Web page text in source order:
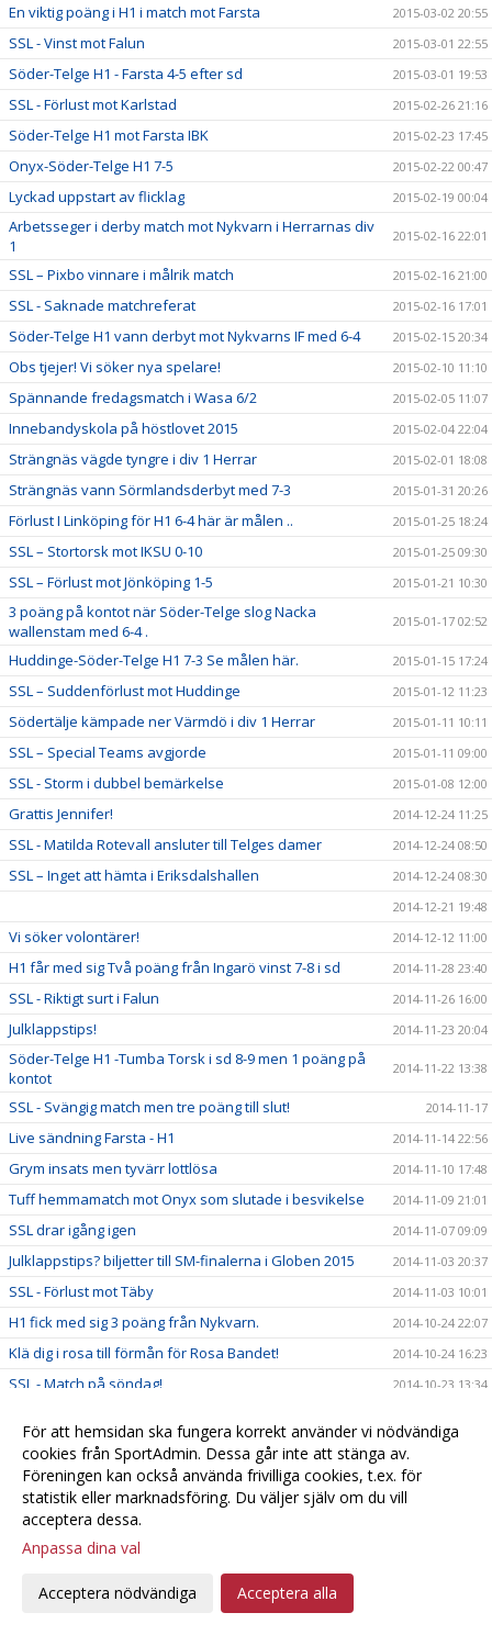
En viktig poäng i H1 i match mot Farsta 2015-03-02 20:55
SSL - Vinst mot Falun 2015-03-01 22:55
Söder-Telge H1 - Farsta 4-5 efter sd 2015-03-01 19:53
SSL - Förlust mot Karlstad 2015-02-26 21:16
Söder-Telge H1 mot Farsta IBK 2015-02-23 17:45
Onyx-Söder-Telge H1 7-5 2015-02-22 00:47
Lyckad uppstart av flicklag 2015-02-19 00:04
Arbetsseger i derby match mot Nykvarn i Herrarnas div
1
2015-02-16 22:01
SSL – Pixbo vinnare i målrik match 2015-02-16 21:00
SSL - Saknade matchreferat 2015-02-16 17:01
Söder-Telge H1 vann derbyt mot Nykvarns IF med 6-4 2015-02-15 20:34
Obs tjejer! Vi söker nya spelare! 2015-02-10 11:10
Spännande fredagsmatch i Wasa 6/2 2015-02-05 11:07
Innebandyskola på höstlovet 2015 2015-02-04 22:04
Strängnäs vägde tyngre i div 1 Herrar 2015-02-01 18:08
Strängnäs vann Sörmlandsderbyt med 7-3 2015-01-31 20:26
Förlust I Linköping för H1 6-4 här är målen .. 2015-01-25 18:24
SSL – Stortorsk mot IKSU 0-10 2015-01-25 09:30
SSL – Förlust mot Jönköping 1-5 2015-01-21 10:30
3 poäng på kontot när Söder-Telge slog Nacka
wallenstam med 6-4 .
2015-01-17 02:52
Huddinge-Söder-Telge H1 7-3 Se målen här. 2015-01-15 17:24
SSL – Suddenförlust mot Huddinge 2015-01-12 11:23
Södertälje kämpade ner Värmdö i div 1 Herrar 2015-01-11 10:11
SSL – Special Teams avgjorde 2015-01-11 09:00
SSL - Storm i dubbel bemärkelse 2015-01-08 12:00
Grattis Jennifer! 2014-12-24 11:25
SSL - Matilda Rotevall ansluter till Telges damer 2014-12-24 08:50
SSL – Inget att hämta i Eriksdalshallen
2014-12-24 08:30
2014-12-21 19:48
Vi söker volontärer! 2014-12-12 11:00
H1 får med sig Två poäng från Ingarö vinst 7-8 i sd 2014-11-28 23:40
SSL - Riktigt surt i Falun 2014-11-26 16:00
Julklappstips! 2014-11-23 20:04
Söder-Telge H1 -Tumba Torsk i sd 8-9 men 1 poäng på
kontot
2014-11-22 13:38
SSL - Svängig match men tre poäng till slut! 2014-11-17
Live sändning Farsta - H1 2014-11-14 22:56
Grym insats men tyvärr lottlösa 2014-11-10 17:48
Tuff hemmamatch mot Onyx som slutade i besvikelse 2014-11-09 21:01
SSL drar igång igen 2014-11-07 09:09
Julklappstips? biljetter till SM-finalerna i Globen 2015 2014-11-03 20:37
SSL - Förlust mot Täby 2014-11-03 10:01
H1 fick med sig 3 poäng från Nykvarn. 2014-10-24 22:07
Klä dig i rosa till förmån för Rosa Bandet! 2014-10-24 16:23
SSL - Match på söndag! 2014-10-23 13:34
Heroisk insats gav en poäng 2014-10-19 11:33
Lagfotografering på gång! 2014-10-18 21:25
H1 räckte inte till mot Strängnäs 6-0 förlust. 2014-10-18 19:22
Damerna tog poäng i Umeå !
Grattis Natta!
För att hemsidan ska fungera korrekt använder vi nödvändiga
cookies från SportAdmin. Dessa går inte att stänga av.
Föreningen kan också använda frivilliga cookies, t.ex. för
statistik eller marknadsföring. Du väljer själv om du vill
acceptera dessa.
Anpassa dina val
Acceptera nödvändiga Acceptera alla